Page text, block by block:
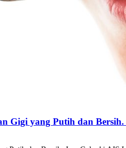
Gigi yang Putih dan